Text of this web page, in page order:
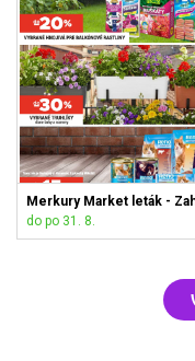
Merkury Market leták -
do po 31. 8.